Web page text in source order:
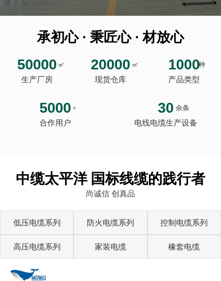
承初心 · 秉匠心 · 材放心
50000 ㎡
生产厂房
20000 ㎡
现货仓库
1000种
产品类型
5000 +
合作用户
30 余条
电线电缆生产设备
中缆太平洋 国标线缆的践行者
尚诚信 创真品
低压电缆系列 防火电缆系列 控制电缆系列
高压电缆系列 家装电缆 橡套电缆